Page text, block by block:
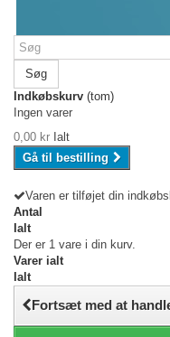
Søg
Indkøbskurv (tom)
Ingen varer
0,00 kr Ialt
Gå til bestilling
Varen er tilføjet din
Antal
Ialt
Der er 1 vare i din kurv.
Varer ialt
Ialt
Fortsæt med at